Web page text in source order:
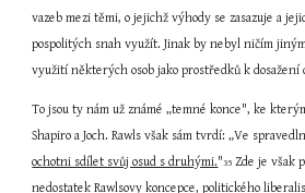
vazeb mezi těmi, o jejichž výhody se zasazuje a
pospolitých snah využít. Jinak by nebyl ničím
využití některých osob jako prostředků k dosažení
To jsou ty nám už známé „temné konce", ke
Shapiro a Joch. Rawls však sám tvrdí: „Ve
ochotni sdílet svůj osud s druhými."35 Zde je však
nedostatek Rawlsovy koncepce, politického